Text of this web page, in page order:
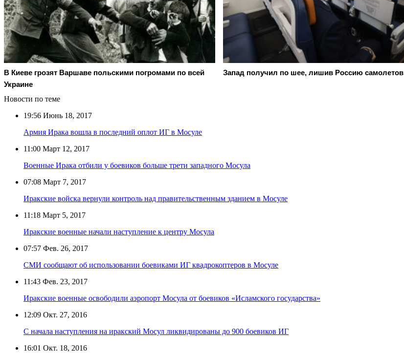
В Киеве грозят Варшаве польскими погромами по всей
Украине
Запад получил по шее, лишив Россию самолетов
Новости по теме
19:56 Июнь 18, 2017
Армия Ирака вошла в последний оплот ИГ в Мосуле
11:00 Март 12, 2017
Военные Ирака отбили у боевиков больше трети западного Мосула
07:08 Март 7, 2017
Иракские войска вернули контроль над правительственным зданием в Мосуле
11:18 Март 5, 2017
Иракские военные начали наступление к центру Мосула
07:57 Фев. 26, 2017
СМИ сообщают об использовании боевиками ИГ квадрокоптеров в Мосуле
11:43 Фев. 23, 2017
Иракские военные освободили аэропорт Мосула от боевиков «Исламского государства»
12:09 Окт. 27, 2016
С начала наступления на иракский Мосул ликвидированы до 900 боевиков ИГ
16:01 Окт. 18, 2016